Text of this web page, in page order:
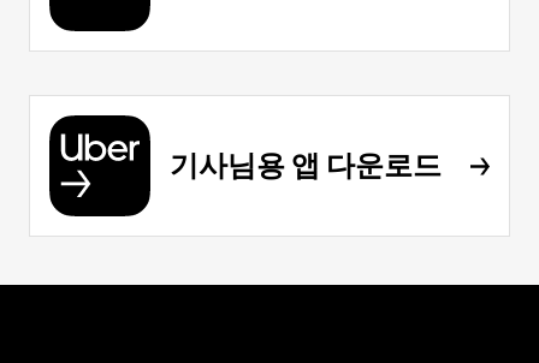
기사님용 앱 다운로드